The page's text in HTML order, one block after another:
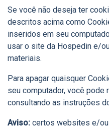
Se você não deseja ter
descritos acima como
inseridos em seu
usar o site da Hospedin e/
materiais.
Para apagar quaisquer
seu computador, você
consultando as instruções
Aviso: certos websites e/